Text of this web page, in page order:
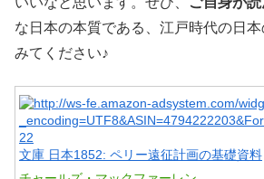
な日本の本質である、江戸時代の日
みてください♪
文庫 日本1852: ペリー遠征計画の基礎資料